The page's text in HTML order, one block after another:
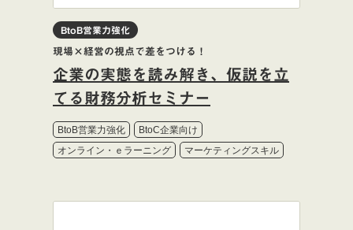
BtoB営業力強化
現場×経営の視点で差をつける！
企業の実態を読み解き、仮説を立
てる財務分析セミナー
BtoB営業力強化
BtoC企業向け
オンライン・ｅラーニング
マーケティングスキル